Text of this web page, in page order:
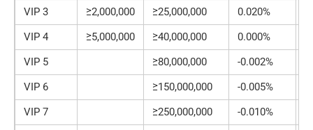
VIP 3
≥2,000,000 ≥25,000,000 0.020%
VIP 4
≥5,000,000 ≥40,000,000 0.000%
VIP 5
≥80,000,000 -0.002%
VIP 6
≥150,000,000 -0.005%
VIP 7
≥250,000,000 -0.010%